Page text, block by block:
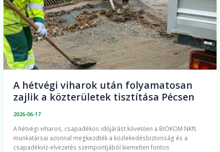
A hétvégi viharok után folyamatosan
zajlik a közterületek tisztítása Pécsen
2026-06-17
A hétvégi viharos, csapadékos időjárást követően a BIOKOM NKft.
munkatársai azonnal megkezdték a közlekedésbiztonság és a
csapadékvíz-elvezetés szempontjából kiemelten fontos
folyamatosan
zajlik
a
közterületek
tisztítása
Pécsen